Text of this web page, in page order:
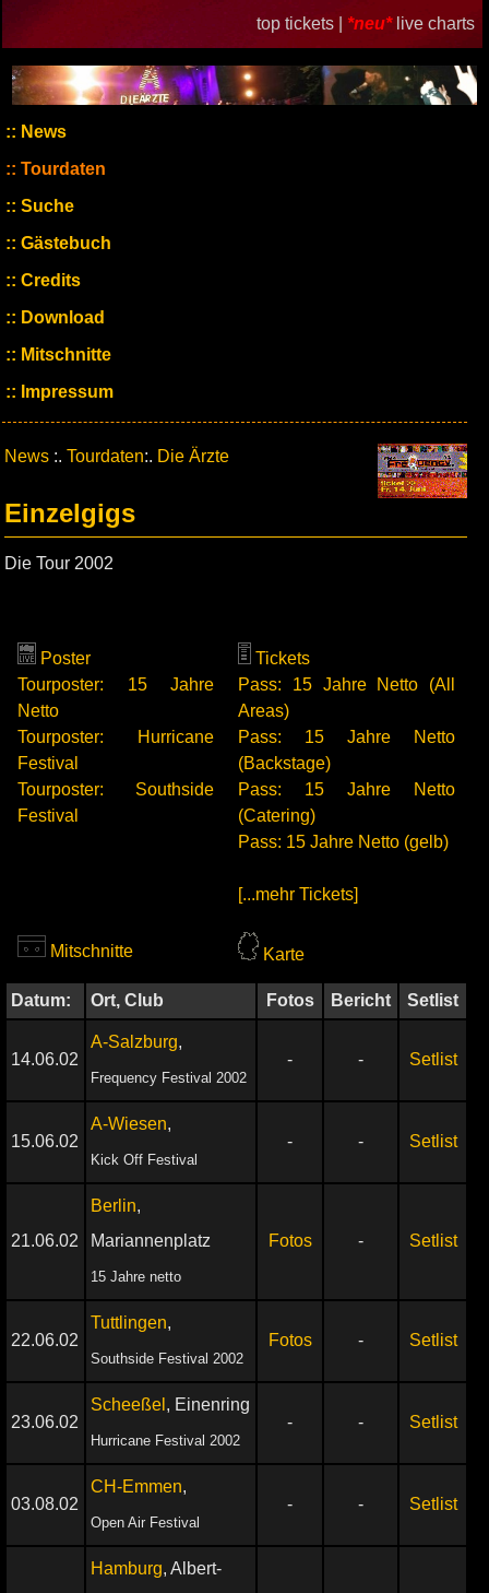
top tickets | *neu* live charts
News
Tourdaten
Suche
Gästebuch
Credits
Download
Mitschnitte
Impressum
News :. Tourdaten:. Die Ärzte
Einzelgigs
Die Tour 2002
Poster
Tourposter: 15 Jahre
Netto
Tourposter: Hurricane
Festival
Tourposter: Southside
Festival
Tickets
Pass: 15 Jahre Netto (All
Areas)
Pass: 15 Jahre Netto
(Backstage)
Pass: 15 Jahre Netto
(Catering)
Pass: 15 Jahre Netto (gelb)
[...mehr Tickets]
Mitschnitte Karte
Datum: Ort, Club Fotos Bericht Setlist
14.06.02
A-Salzburg,
Frequency Festival 2002
- - Setlist
15.06.02
A-Wiesen,
Kick Off Festival
- - Setlist
21.06.02
Berlin,
Mariannenplatz
15 Jahre netto
Fotos - Setlist
22.06.02
Tuttlingen,
Southside Festival 2002
Fotos - Setlist
23.06.02
Scheeßel , Einenring
Hurricane Festival 2002
- - Setlist
03.08.02
CH-Emmen,
Open Air Festival
- - Setlist
Hamburg, Albert-